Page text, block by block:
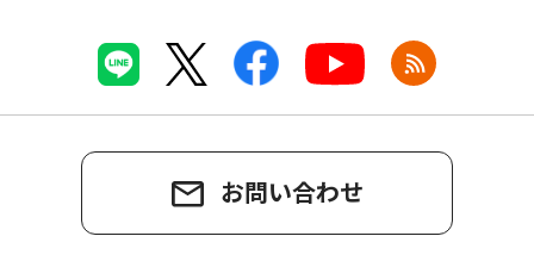
お問い合わせ